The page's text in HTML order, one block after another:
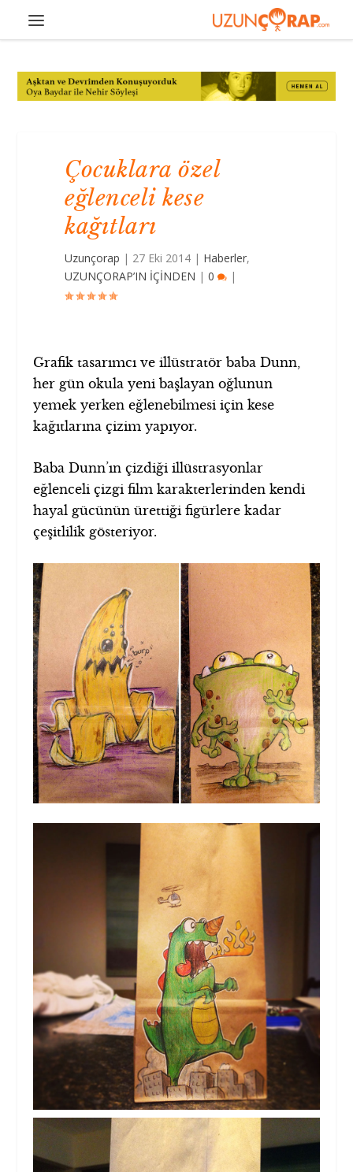
Çocuklara özel
eğlenceli kese
kağıtları
Uzunçorap | 27 Eki 2014 | Haberler,
UZUNÇORAP’IN İÇİNDEN |0 |
Grafik tasarımcı ve illüstratör baba Dunn,
her gün okula yeni başlayan oğlunun
yemek yerken eğlenebilmesi için kese
kağıtlarına çizim yapıyor.
Baba Dunn’ın çizdiği illüstrasyonlar
eğlenceli çizgi film karakterlerinden kendi
hayal gücünün ürettiği figürlere kadar
çeşitlilik gösteriyor.